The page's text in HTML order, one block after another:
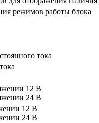
режимов работы блока
тока
12 В
24 В
12 В
24 В